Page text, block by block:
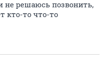
не решаюсь позвонить,
кто-то что-то